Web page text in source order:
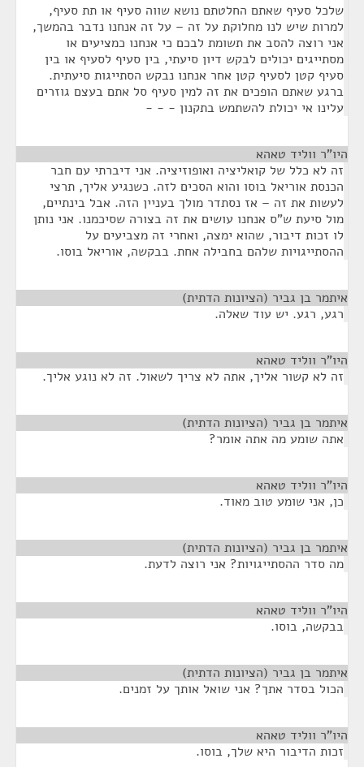
שלכל סעיף שאתם החלטתם נושא שווה סעיף או תת סעיף,
למרות שיש לנו מחלוקת על זה – על זה אנחנו נדבר בהמשך,
אני רוצה להסב את תשומת לבכם כי אנחנו כמציעים או
מסתייגים יכולים לבקש דיון סיעתי, בין סעיף לסעיף או בין
סעיף קטן לסעיף קטן אחר אנחנו נבקש הסתייגות סיעתית.
ברגע שאתם הופכים את זה למין סעיף סל אתם בעצם גוזרים
עלינו אי יכולת להשתמש בתקנון - - -
היו"ר ווליד טאהא
זה לא כלל של קואליציה ואופוזיציה. אני דיברתי עם חבר
הכנסת אוריאל בוסו והוא הסכים לזה. כשנגיע אליך, תרצי
לעשות את זה – אז נסתדר מולך בעניין הזה. אבל בינתיים,
מול סיעת ש"ס אנחנו עושים את זה בצורה שסיכמנו. אני נותן
לו זכות דיבור, שהוא ימצה, ואחרי זה מצביעים על
ההסתייגויות שלהם בחבילה אחת. בבקשה, אוריאל בוסו.
איתמר בן גביר (הציונות הדתית)
רגע, רגע. יש עוד שאלה.
היו"ר ווליד טאהא
זה לא קשור אליך, אתה לא צריך לשאול. זה לא נוגע אליך.
איתמר בן גביר (הציונות הדתית)
אתה שומע מה אתה אומר?
היו"ר ווליד טאהא
כן, אני שומע טוב מאוד.
איתמר בן גביר (הציונות הדתית)
מה סדר ההסתייגויות? אני רוצה לדעת.
היו"ר ווליד טאהא
בבקשה, בוסו.
איתמר בן גביר (הציונות הדתית)
הכול בסדר אתך? אני שואל אותך על זמנים.
היו"ר ווליד טאהא
זכות הדיבור היא שלך, בוסו.